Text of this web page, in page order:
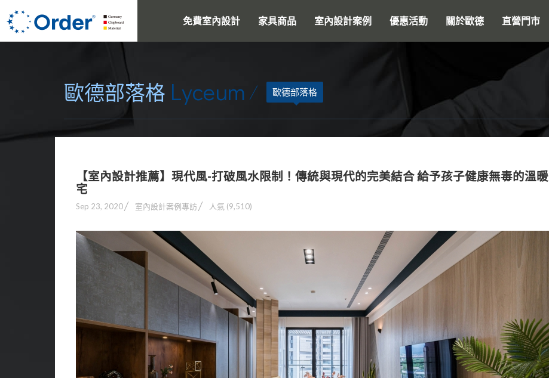
免費室內設計 家具商品 室內設計案例 優惠活動 關於歐德 直營門市
搜尋
歐德部落格 Lyceum 歐德部落格
【室內設計推薦】現代風-打破風水限制！傳統與現代的完美結合 給予孩子健康無毒的溫暖
宅
Sep 23, 2020 室內設計案例專訪 人氣 (9,510)